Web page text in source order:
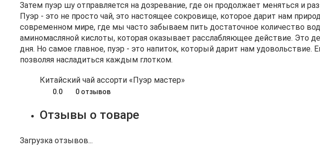
Затем пуэр шу отправляется на дозревание, где он продолжает меняться и
Пуэр - это не просто чай, это настоящее сокровище, которое дарит нам
современном мире, где мы часто забываем пить достаточное количество
аминомасляной кислоты, которая оказывает расслабляющее действие. Это
дня. Но самое главное, пуэр - это напиток, который дарит нам
позволяя насладиться каждым глотком.
Китайский чай ассорти «Пуэр мастер»
0.0 0 отзывов
Отзывы о товаре
Загрузка отзывов...